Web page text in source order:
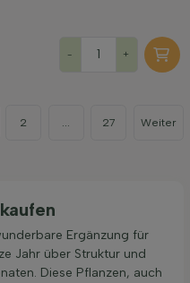
- +
2 27 Weiter
kaufen
Ergänzung für
Jahr über Struktur und
Diese Pflanzen, auch